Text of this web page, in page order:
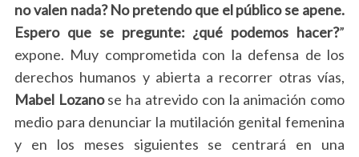
no valen nada? No pretendo que el público se apene.
Espero que se pregunte: ¿qué podemos hacer?”
expone. Muy comprometida con la defensa de los
derechos humanos y abierta a recorrer otras vías,
Mabel Lozanose ha atrevido con la animación como
medio para denunciar la mutilación genital femenina
y en los meses siguientes se centrará en una
S
e
a
c